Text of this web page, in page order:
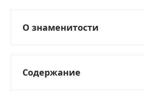
О знаменитости
Содержание